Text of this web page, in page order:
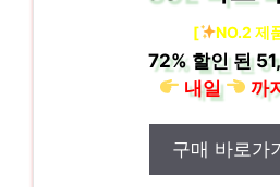
[ NO.2 제
72%할인 된
내일
까
구매 바로가